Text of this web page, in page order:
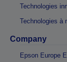
Technologies
Technologies à
Company
Epson Europe